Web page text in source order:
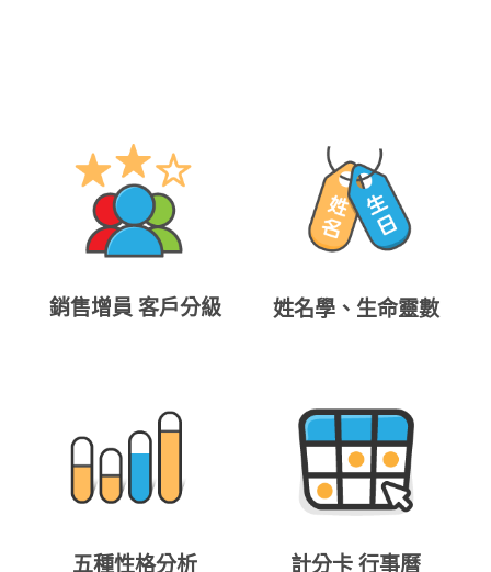
銷售增員 客戶分級 姓名學、生命靈數
五種性格分析 計分卡 行事曆